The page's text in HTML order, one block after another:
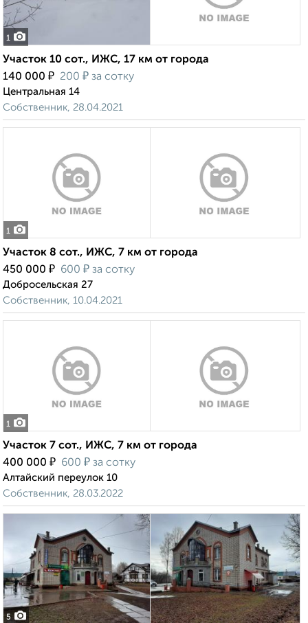
1
Участок 10 сот., ИЖС, 17 км от города
140 000 ₽ 200 ₽ за сотку
Центральная 14
Собственник, 28.04.2021
1
Участок 8 сот., ИЖС, 7 км от города
450 000 ₽ 600 ₽ за сотку
Добросельская 27
Собственник, 10.04.2021
1
Участок 7 сот., ИЖС, 7 км от города
400 000 ₽ 600 ₽ за сотку
Алтайский переулок 10
Собственник, 28.03.2022
5